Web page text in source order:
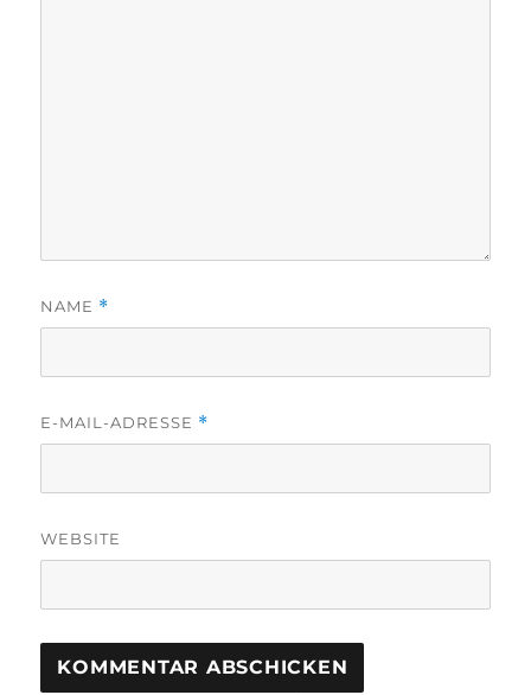
NAME *
E-MAIL-ADRESSE *
WEBSITE